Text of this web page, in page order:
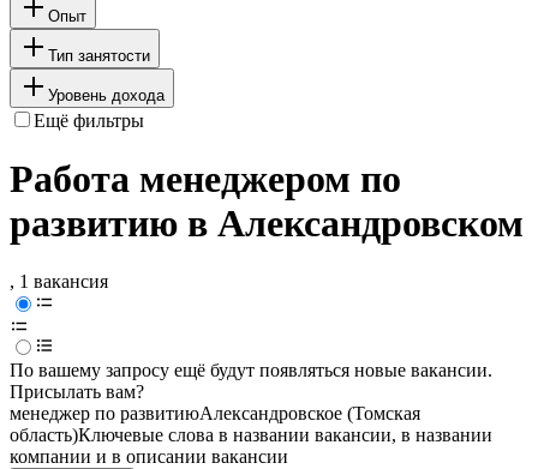
Опыт
Тип занятости
Уровень дохода
Ещё фильтры
Работа менеджером по
развитию в Александровском
, 1 вакансия
По вашему запросу ещё будут появляться новые вакансии.
Присылать вам?
менеджер по развитиюАлександровское (Томская
область)Ключевые слова в названии вакансии, в названии
компании и в описании вакансии